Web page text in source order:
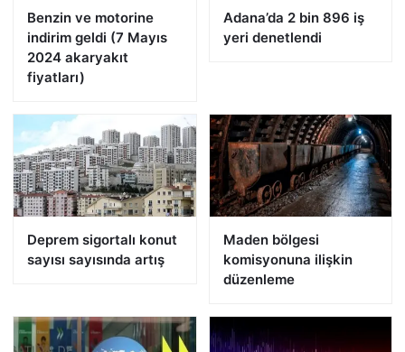
Benzin ve motorine
indirim geldi (7 Mayıs
2024 akaryakıt
fiyatları)
Adana’da 2 bin 896 iş
yeri denetlendi
Deprem sigortalı konut
sayısı sayısında artış
Maden bölgesi
komisyonuna ilişkin
düzenleme